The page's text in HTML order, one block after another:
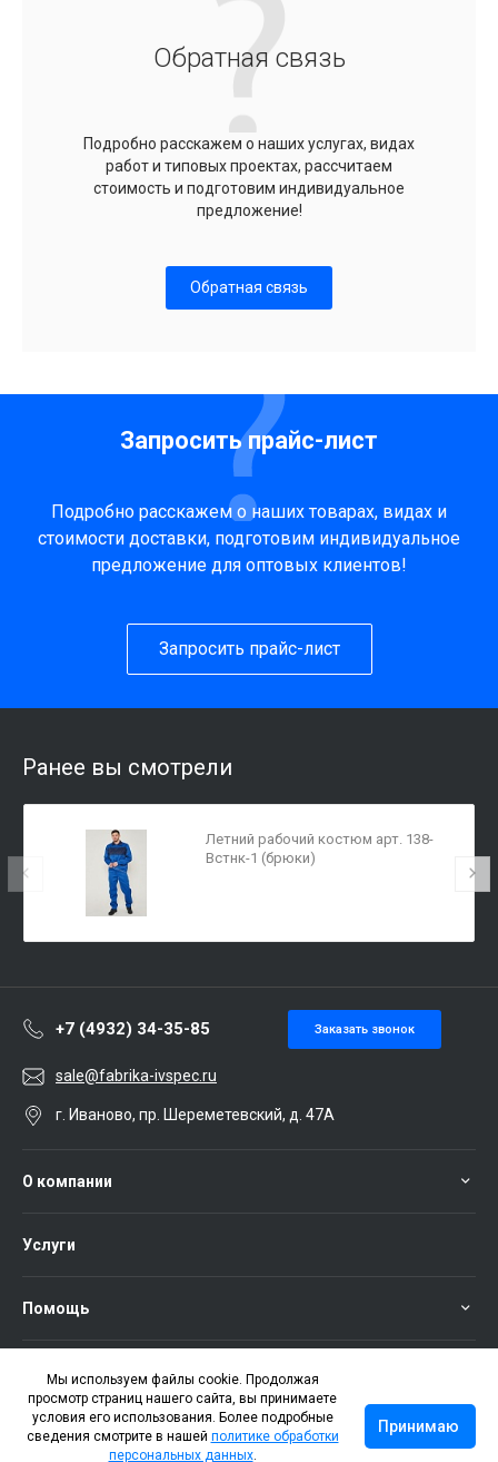
Обратная связь
Подробно расскажем о наших услугах, видах
работ и типовых проектах, рассчитаем
стоимость и подготовим индивидуальное
предложение!
Обратная связь
Запросить прайс-лист
Подробно расскажем о наших товарах, видах и
стоимости доставки, подготовим индивидуальное
предложение для оптовых клиентов!
Запросить прайс-лист
Ранее вы смотрели
Летний рабочий костюм арт. 138-
Встнк-1 (брюки)
+7 (4932) 34-35-85 Заказать звонок
sale@fabrika-ivspec.ru
г. Иваново, пр. Шереметевский, д. 47А
О компании
Услуги
Помощь
Мы используем файлы cookie. Продолжая
просмотр страниц нашего сайта, вы принимаете
условия его использования. Более подробные
сведения смотрите в нашей политике обработки
персональных данных.
Принимаю